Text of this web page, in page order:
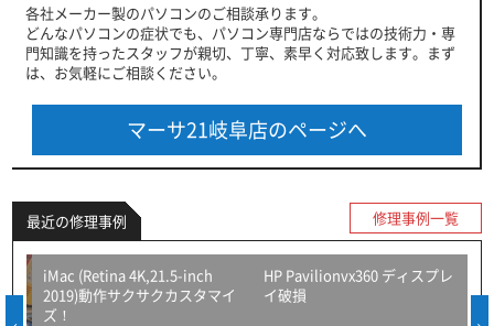
各社メーカー製のパソコンのご相談承ります。
どんなパソコンの症状でも、パソコン専門店ならではの技術力・専
門知識を持ったスタッフが親切、丁寧、素早く対応致します。まず
は、お気軽にご相談ください。
マーサ21岐阜店のページへ
最近の修理事例 修理事例一覧
iMac (Retina 4K,21.5-inch
2019)動作サクサクカスタマイ
ズ！
HP Pavilionvx360 ディスプレ
イ破損